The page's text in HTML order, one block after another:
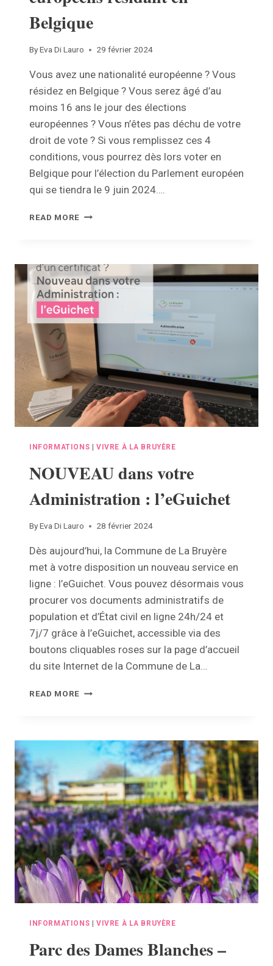
Belgique
ByEva Di Lauro 29 février 2024
Vous avez une nationalité européenne ? Vous
résidez en Belgique ? Vous serez âgé d’au
moins 16 ans le jour des élections
européennes ? Vous n’êtes pas déchu de votre
droit de vote ? Si vous remplissez ces 4
conditions, vous pourrez dès lors voter en
Belgique pour l’élection du Parlement européen
qui se tiendra le 9 juin 2024….
READ MORE ÉLECTION
POUR
LES
CITOYENS
EUROPÉENS
RÉSIDANT
BELGIQUE
INFORMATIONS VIVRE À LA BRUYÈRE
NOUVEAU dans votre
Administration : l’eGuichet
ByEva Di Lauro 28 février 2024
Dès aujourd’hui, la Commune de La Bruyère
met à votre disposition un nouveau service en
ligne : l’eGuichet. Vous pouvez désormais vous
procurer vos documents administratifs de
population et d’État civil en ligne 24h/24 et
7j/7 grâce à l’eGuichet, accessible via des
boutons cliquables roses sur la page d’accueil
du site Internet de la Commune de La…
READ MORE NOUVEAU
:
L’EGUICHET
INFORMATIONS VIVRE À LA BRUYÈRE
Parc des Dames Blanches –